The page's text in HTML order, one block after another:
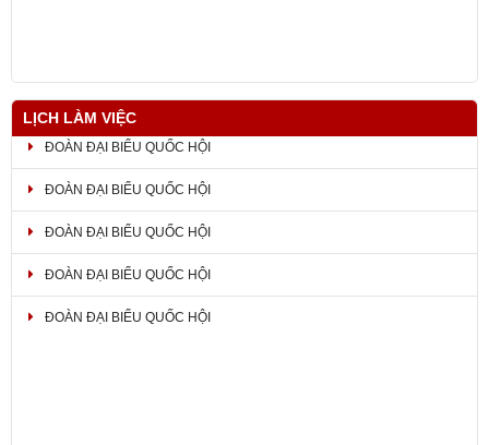
LỊCH LÀM VIỆC
ĐOÀN ĐẠI BIỂU QUỐC HỘI
ĐOÀN ĐẠI BIỂU QUỐC HỘI
ĐOÀN ĐẠI BIỂU QUỐC HỘI
ĐOÀN ĐẠI BIỂU QUỐC HỘI
ĐOÀN ĐẠI BIỂU QUỐC HỘI